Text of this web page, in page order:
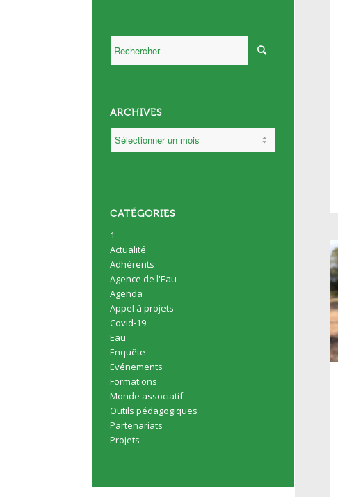
ARCHIVES
CATÉGORIES
1
Actualité
Adhérents
Agence de l'Eau
Agenda
Appel à projets
Covid-19
Eau
Enquête
Evénements
Formations
Monde associatif
Outils pédagogiques
Partenariats
Projets